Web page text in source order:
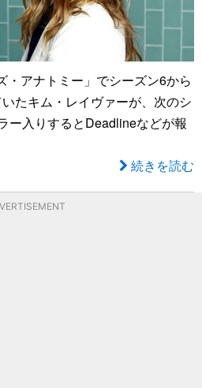
・アナトミー」でシーズン6から
たキム・レイヴァーが、次のシ
ー入りするとDeadlineなどが報
続きを読む